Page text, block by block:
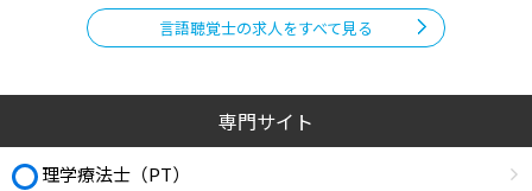
言語聴覚士の求人をすべて見る
専門サイト
理学療法士（PT）